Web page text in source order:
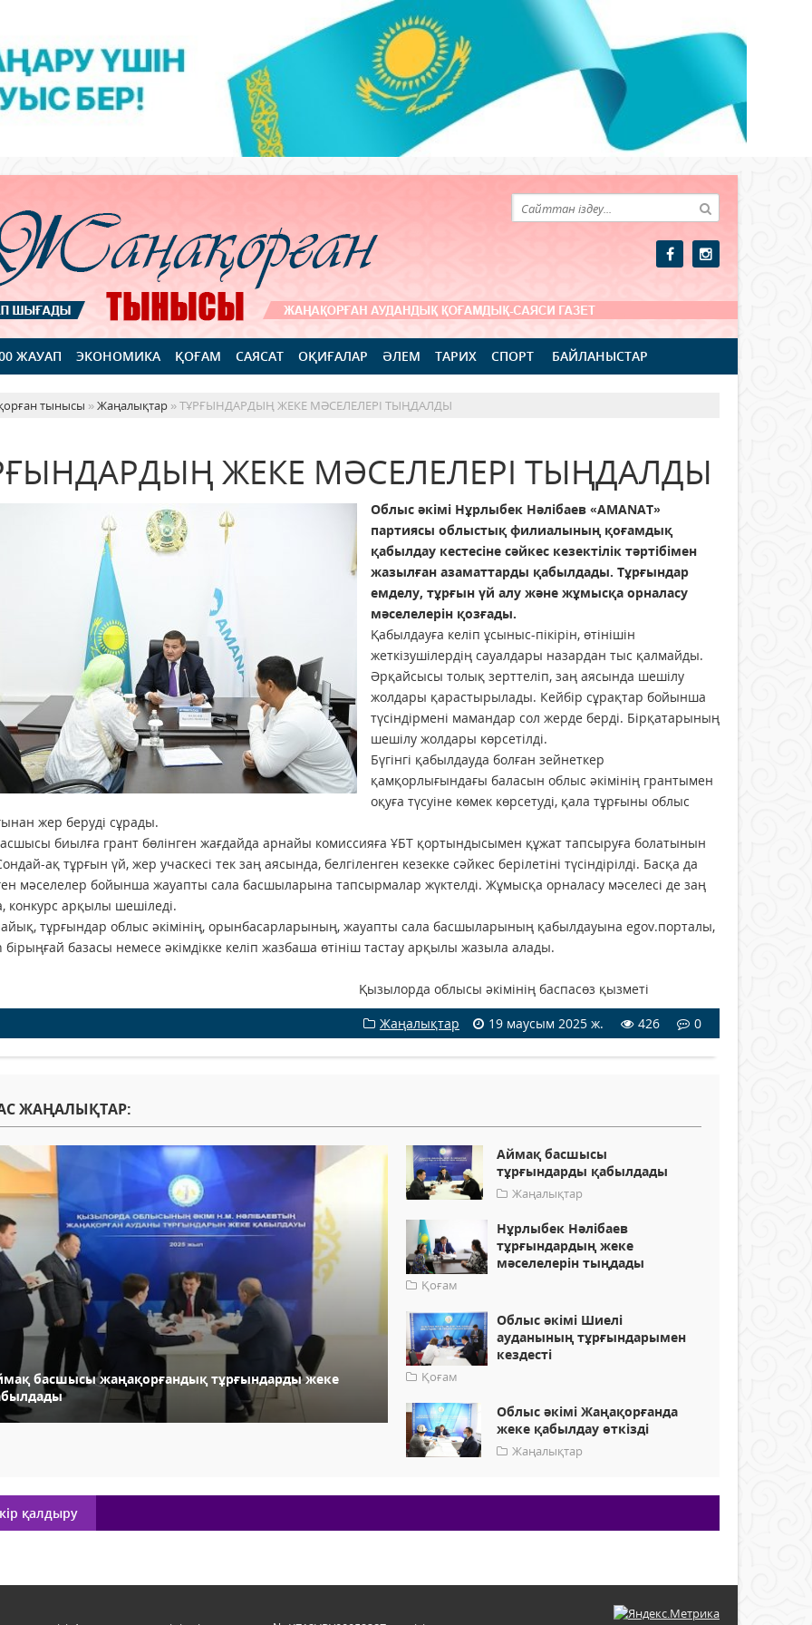
ЖАУАП ЭКОНОМИКА ҚОҒАМ САЯСАТ ОҚИҒАЛАР ӘЛЕМ ТАРИХ СПОРТ БАЙЛАНЫСТАР
тынысы »Жаңалықтар » ТҰРҒЫНДАРДЫҢ ЖЕКЕ МӘСЕЛЕЛЕРІ ТЫҢДАЛДЫ
ЖЕКЕ МӘСЕЛЕЛЕРІ ТЫҢДАЛДЫ
Облыс әкімі Нұрлыбек Нәлібаев «AMANAT»
партиясы облыстық филиалының қоғамдық
қабылдау кестесіне сәйкес кезектілік тәртібімен
жазылған азаматтарды қабылдады. Тұрғындар
емделу, тұрғын үй алу және жұмысқа орналасу
мәселелерін қозғады.
Қабылдауға келіп ұсыныс-пікірін, өтінішін
жеткізушілердің сауалдары назардан тыс қалмайды.
Әрқайсысы толық зерттеліп, заң аясында шешілу
жолдары қарастырылады. Кейбір сұрақтар бойынша
түсіндірмені мамандар сол жерде берді. Бірқатарының
шешілу жолдары көрсетілді.
Бүгінгі қабылдауда болған зейнеткер
қамқорлығындағы баласын облыс әкімінің грантымен
оқуға түсуіне көмек көрсетуді, қала тұрғыны облыс
жер беруді сұрады.
биылға грант бөлінген жағдайда арнайы комиссияға ҰБТ қортындысымен құжат тапсыруға болатынын
ақ тұрғын үй, жер учаскесі тек заң аясында, белгіленген кезекке сәйкес берілетіні түсіндірілді. Басқа да
мәселелер бойынша жауапты сала басшыларына тапсырмалар жүктелді. Жұмысқа орналасу мәселесі де заң
конкурс арқылы шешіледі.
тұрғындар облыс әкімінің, орынбасарларының, жауапты сала басшыларының қабылдауына egov.порталы,
базасы немесе әкімдікке келіп жазбаша өтініш тастау арқылы жазыла алады.
облысы әкімінің баспасөз қызметі
Жаңалықтар
19 маусым 2025 ж. 426 0
ЖАҢАЛЫҚТАР:
басшысы жаңақорғандық тұрғындарды жеке
Аймақ басшысы
тұрғындарды қабылдады
Жаңалықтар
Нұрлыбек Нәлібаев
тұрғындардың жеке
мәселелерін тыңдады
Қоғам
Облыс әкімі Шиелі
ауданының тұрғындарымен
кездесті
Қоғам
Облыс әкімі Жаңақорғанда
жеке қабылдау өткізді
Жаңалықтар
қалдыру